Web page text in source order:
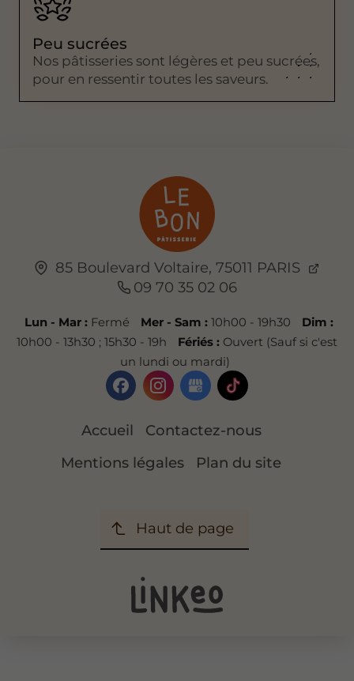
Peu sucrées
Nos pâtisseries sont légères et peu sucrées,
pour en ressentir toutes les saveurs.
85 Boulevard Voltaire, 75011 PARIS
09 70 35 02 06
Lun - Mar :Fermé Mer - Sam :10h00 - 19h30
Dim :
10h00 - 13h30 ; 15h30 - 19h
Fériés : Ouvert (Sauf si c'est
un lundi ou mardi)
Accueil
Contactez-nous
Mentions légales
Plan du site
Haut de page